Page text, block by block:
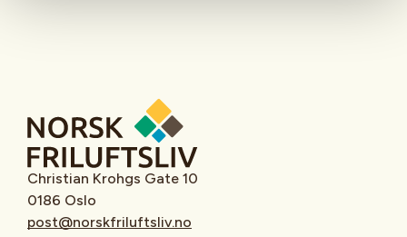
Christian Krohgs Gate 10
0186 Oslo
post@norskfriluftsliv.no